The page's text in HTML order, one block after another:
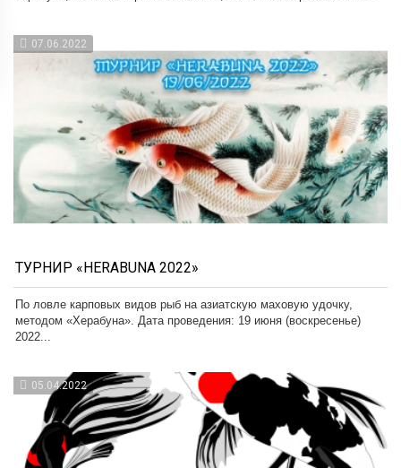
07.06.2022
ТУРНИР «HERABUNA 2022»
По ловле карповых видов рыб на азиатскую маховую удочку,
методом «Херабуна». Дата проведения: 19 июня (воскресенье)
2022...
05.04.2022